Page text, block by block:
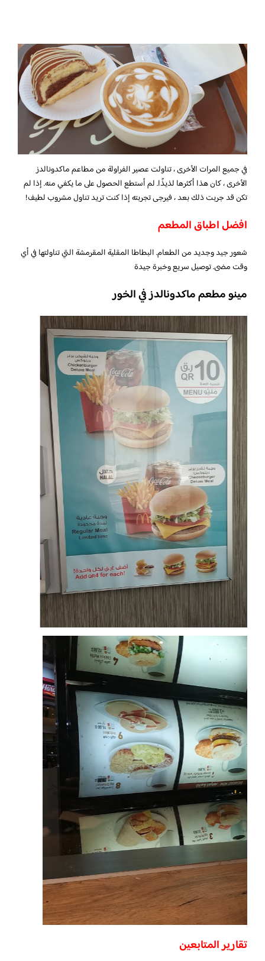
في جميع المرات الأخرى ، تناولت عصير الفراولة من مطاعم ماكدونالدز
الأخرى ، كان هذا أكثرها لذيذًا. لم أستطع الحصول على ما يكفي منه. إذا لم
تكن قد جربت ذلك بعد ، فيرجى تجربته إذا كنت تريد تناول مشروب لطيف!
افضل اطباق المطعم
شعور جيد وجديد من الطعام. البطاطا المقلية المقرمشة التي تناولتها في أي
وقت مضى. توصيل سريع وخبرة جيدة
مينو مطعم ماكدونالدز في الخور
تقارير المتابعين